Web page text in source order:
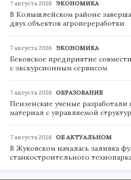
7 августа 2026 ЭКОНОМИКА
В Колышлейском районе
двух объектов агропереработки
7 августа 2026 ЭКОНОМИКА
Бековское предприятие
с экскурсионным сервисом
7 августа 2026 ОБРАЗОВАНИЕ
Пензенские ученые
материал с управляемой
7 августа 2026 ОБ АКТУАЛЬНОМ
В Жуковском началась заливка
станкостроительного